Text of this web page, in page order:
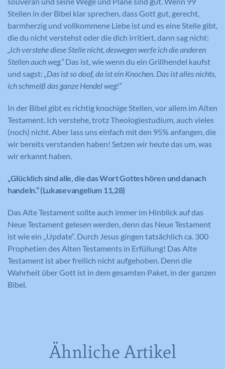
Stellen in der Bibel klar sprechen, dass Gott gut, gerecht,
barmherzig und vollkommene Liebe ist und es eine Stelle gibt,
die du nicht verstehst oder die dich irritiert, dann sag nicht:
„Ich verstehe diese Stelle nicht, deswegen werfe ich die anderen
Stellen auch weg.“Das ist, wie wenn du ein Grillhendel kaufst
und sagst: „Das ist so doof, da ist ein Knochen. Das ist alles nichts,
ich schmeiß das ganze Hendel weg!“
In der Bibel gibt es richtig knochige Stellen, vor allem im Alten
Testament. Ich verstehe, trotz Theologiestudium, auch vieles
(noch) nicht. Aber lass uns einfach mit den 95% anfangen, die
wir bereits verstanden haben! Setzen wir heute das um, was
wir erkannt haben.
„Glücklich sind alle, die das Wort Gottes hören und danach
handeln.“ (Lukasevangelium 11,28)
Das Alte Testament sollte auch immer im Hinblick auf das
Neue Testament gelesen werden, denn das Neue Testament
ist wie ein „Update“. Durch Jesus gingen tatsächlich ca. 300
Prophetien des Alten Testaments in Erfüllung! Das Alte
Testament ist aber freilich nicht aufgehoben. Denn die
Wahrheit über Gott ist in dem gesamten Paket, in der ganzen
Bibel.
Ähnliche Artikel
Anbieter Google Analytics
Laufzeit 2 Jahre
Zweck
Registriert eine eindeutige ID, die
verwendet wird, um statistische Daten
dazu, wie der Besucher die Website
Anbieter YouTube
Laufzeit 179 Tage
Zweck
Versucht, die Benutzerbandbreite auf
Seiten mit integrierten YouTube-Videos
zu schätzen.
Name YSC
Anbieter YouTube
Registriert eine eindeutige ID, um
der Benutzer gesehen hat, zu behalten.
Name IDE
Anbieter YouTube
Webseite nach der Anzeige oder dem
Klicken auf eine der Anzeigen des